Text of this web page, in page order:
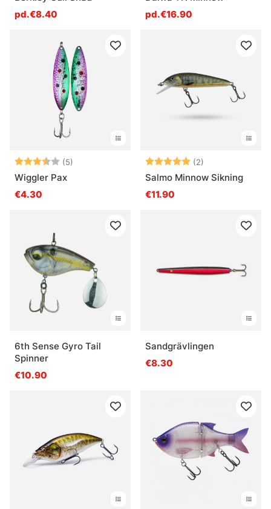
pd.€8.40
pd.€16.90
Note: (5)
Wiggler Pax
€4.30
Note: (2)
Salmo Minnow Sikning
€11.90
6th Sense Gyro Tail
Spinner
€10.90
Sandgrävlingen
€8.30